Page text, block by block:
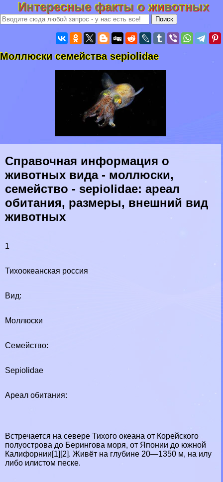
Интересные факты о животных
Моллюски семейства sepiolidae
Справочная информация о
животных вида - моллюски,
семейство - sepiolidae: ареал
обитания, размеры, внешний вид
животных
1
Тихоокеанская россия
Вид:
Моллюски
Семейство:
Sepiolidae
Ареал обитания:
Встречается на севере Тихого океана от Корейского
полуострова до Берингова моря, от Японии до южной
Калифорнии[1][2]. Живёт на глубине 20—1350 м, на илу
либо илистом песке.